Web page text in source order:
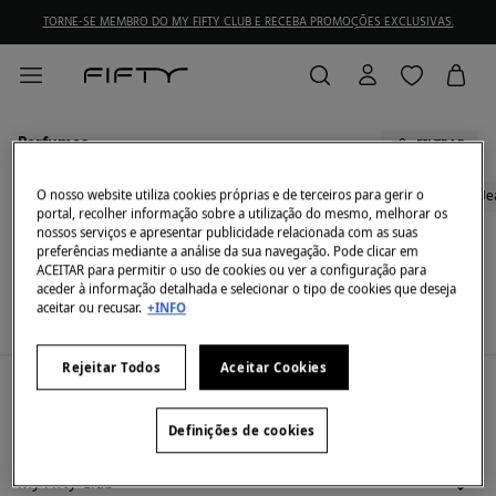
TORNE-SE MEMBRO DO MY FIFTY CLUB E RECEBA PROMOÇÕES EXCLUSIVAS.
Perfumes FILTRAR
Todos Camisas Calças Polos T-Shirts Camisolas Sobretudos
Neste momento não temos artigos em stock da
categoria selecionada.
Mas não se preocupe, temos imensos artigos que
Direções de envio
My Fifty Club
O nosso website utiliza cookies próprias e de terceiros para gerir o
portal, recolher informação sobre a utilização do mesmo, melhorar os
nossos serviços e apresentar publicidade relacionada com as suas
preferências mediante a análise da sua navegação. Pode clicar em
ACEITAR para permitir o uso de cookies ou ver a configuração para
aceder à informação detalhada e selecionar o tipo de cookies que deseja
aceitar ou recusar. +INFO
Rejeitar Todos Aceitar Cookies
Definições de cookies